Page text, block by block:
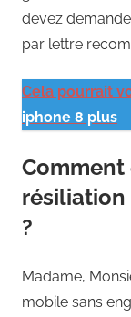
devez
par lettre
Cela pourrait
iphone 8 plus
?
Madame,
mobile sans